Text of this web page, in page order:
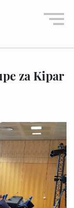
za Kipar